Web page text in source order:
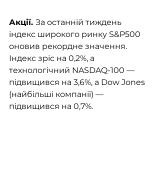
Акції. За останній тиждень
індекс широкого ринку S&P500
оновив рекордне значення.
Індекс зріс на 0,2%, а
технологічний NASDAQ-100 —
підвищився на 3,6%, а Dow Jones
(найбільші компанії) —
підвищився на 0,7%.